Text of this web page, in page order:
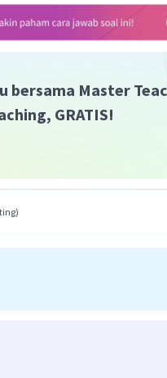
bersama Master
GRATIS!
)